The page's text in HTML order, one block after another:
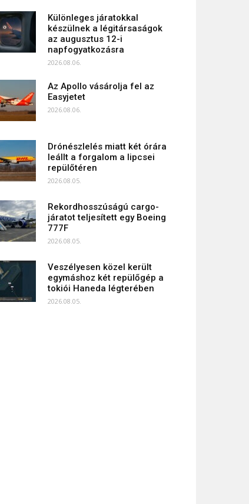
Különleges járatokkal
készülnek a légitársaságok
az augusztus 12-i
napfogyatkozásra
2026.08.06.
Az Apollo vásárolja fel az
Easyjetet
2026.08.06.
Drónészlelés miatt két órára
leállt a forgalom a lipcsei
repülőtéren
2026.08.05.
Rekordhosszúságú cargo-
járatot teljesített egy Boeing
777F
2026.08.05.
Veszélyesen közel került
egymáshoz két repülőgép a
tokiói Haneda légterében
2026.08.05.